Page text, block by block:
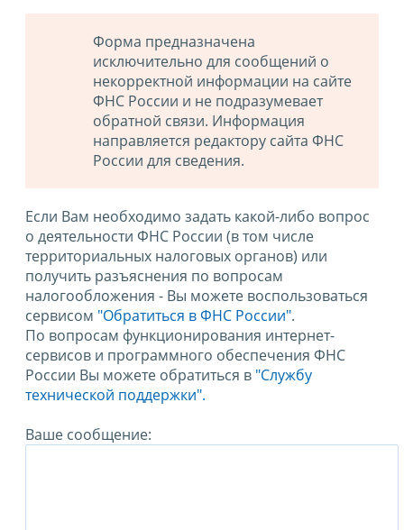
Форма предназначена
исключительно для сообщений о
некорректной информации на сайте
ФНС России и не подразумевает
обратной связи. Информация
направляется редактору сайта ФНС
России для сведения.
Если Вам необходимо задать какой-либо вопрос
о деятельности ФНС России (в том числе
территориальных налоговых органов) или
получить разъяснения по вопросам
налогообложения - Вы можете воспользоваться
сервисом "Обратиться в ФНС России".
По вопросам функционирования интернет-
сервисов и программного обеспечения ФНС
России Вы можете обратиться в "Службу
технической поддержки".
Ваше сообщение: